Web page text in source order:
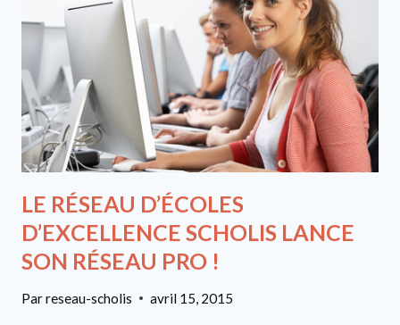
LE RÉSEAU D’ÉCOLES
D’EXCELLENCE SCHOLIS LANCE
SON RÉSEAU PRO !
Parreseau-scholis avril 15, 2015